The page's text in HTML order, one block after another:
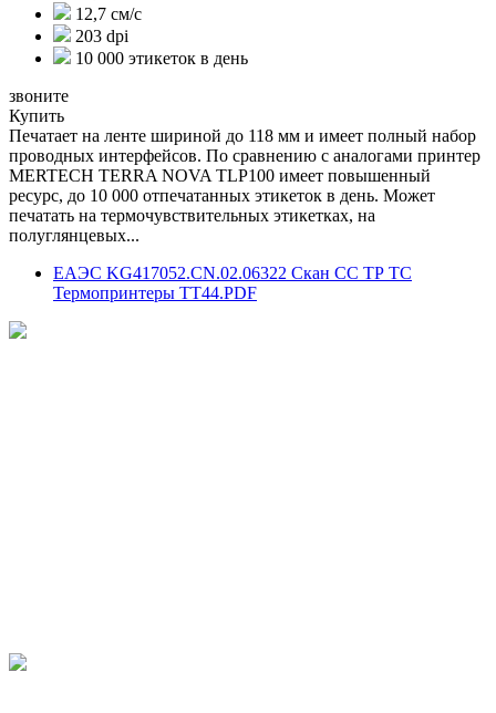
12,7 см/с
203 dpi
10 000 этикеток в день
звоните
Купить
Печатает на ленте шириной до 118 мм и имеет полный набор
проводных интерфейсов. По сравнению с аналогами принтер
MERTECH TERRA NOVA TLP100 имеет повышенный
ресурс, до 10 000 отпечатанных этикеток в день. Может
печатать на термочувствительных этикетках, на
полуглянцевых...
ЕАЭС KG417052.CN.02.06322 Скан СС ТР ТС
Термопринтеры ТТ44.PDF